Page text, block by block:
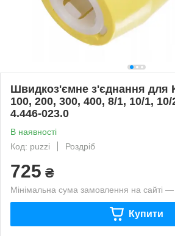
Швидкоз'ємне з'єднання для
100, 200, 300, 400, 8/1, 10/1,
4.446-023.0
В наявності
Код: puzzi
Роздріб
725 ₴
Мінімальна сума замовлення на сайті
Купити